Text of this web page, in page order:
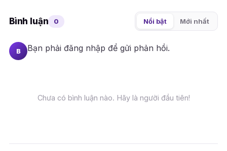
Bình luận 0 Nổi bật Mới nhất
B Bạn phải đăng nhập để gửi phản hồi.
Chưa có bình luận nào. Hãy là người đầu tiên!